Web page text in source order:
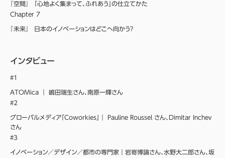
『空間』
「心地よく集まって、ふれあう」の仕立てかた
Chapter ７
『未来』 日本のイノベーションはどこへ向かう？
インタビュー
#１
ATOMica ｜ 嶋田瑞生さん、南原一輝さん
#２
グローバルメディア「Coworkies」｜ Pauline Roussel さん、Dimitar Inchev
さん
#３
イノベーション／デザイン／都市の専門家｜岩嵜博論さん、水野大二郎さん、坂